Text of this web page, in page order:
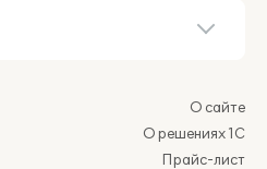
О сайте
О решениях 1С
Прайс-лист